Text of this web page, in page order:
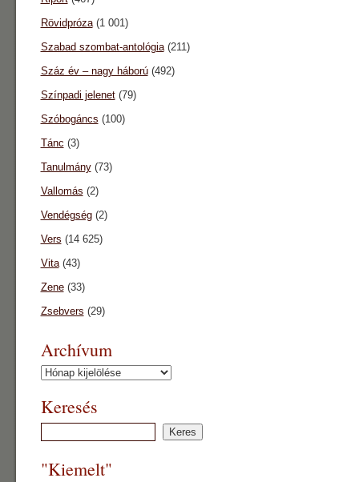
Rövidpróza(1 001)
Szabad szombat-antológia(211)
Száz év – nagy háború(492)
Színpadi jelenet(79)
Szóbogáncs (100)
Tánc (3)
Tanulmány(73)
Vallomás (2)
Vendégség(2)
Vers (14 625)
Vita(43)
Zene(33)
Zsebvers (29)
Archívum
Archívum
Keresés
"Kiemelt"